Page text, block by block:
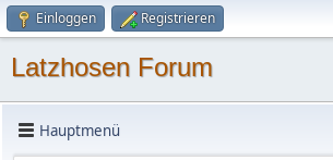
Einloggen Registrieren
Latzhosen Forum
Hauptmenü